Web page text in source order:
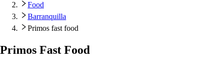
Food
Barranquilla
Primos fast food
Primos Fast Food